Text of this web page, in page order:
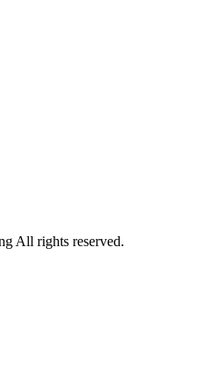
All rights reserved.